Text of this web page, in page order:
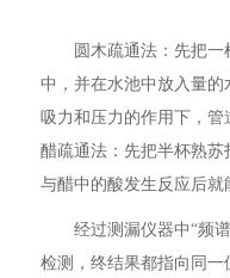
圆木疏通法：先把
中，并在水池中放入量
吸力和压力的作用下，
醋疏通法：先把半杯熟
与醋中的酸发生反应后就
经过测漏仪器中“频
检测，终结果都指向同